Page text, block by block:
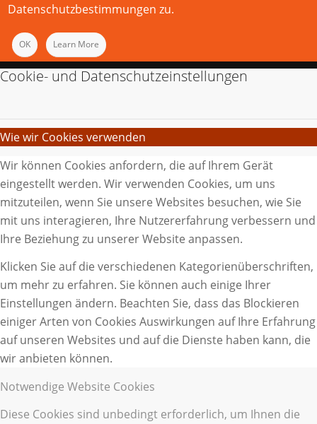
Datenschutzbestimmungen zu.
OK Learn More
Cookie- und Datenschutzeinstellungen
Wie wir Cookies verwenden
Wir können Cookies anfordern, die auf Ihrem Gerät
eingestellt werden. Wir verwenden Cookies, um uns
mitzuteilen, wenn Sie unsere Websites besuchen, wie Sie
mit uns interagieren, Ihre Nutzererfahrung verbessern und
Ihre Beziehung zu unserer Website anpassen.
Klicken Sie auf die verschiedenen Kategorienüberschriften,
um mehr zu erfahren. Sie können auch einige Ihrer
Einstellungen ändern. Beachten Sie, dass das Blockieren
einiger Arten von Cookies Auswirkungen auf Ihre Erfahrung
auf unseren Websites und auf die Dienste haben kann, die
wir anbieten können.
Notwendige Website Cookies
Diese Cookies sind unbedingt erforderlich, um Ihnen die